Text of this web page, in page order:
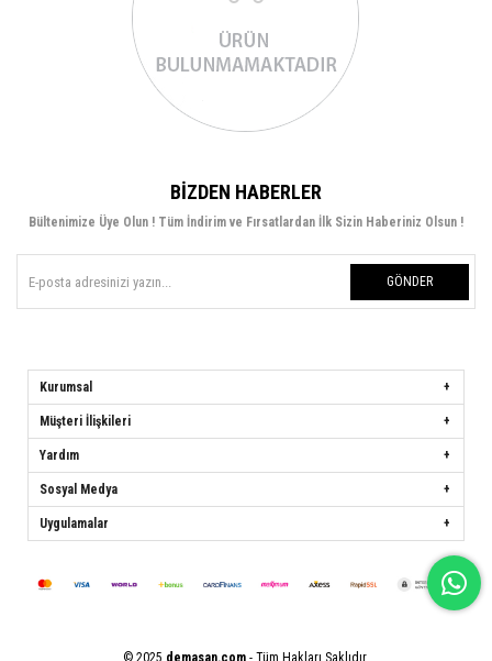
BIZDEN HABERLER
Bültenimize Üye Olun ! Tüm İndirim ve Fırsatlardan İlk Sizin Haberiniz Olsun !
GÖNDER
Kurumsal
Müşteri İlişkileri
Yardım
Sosyal Medya
Uygulamalar